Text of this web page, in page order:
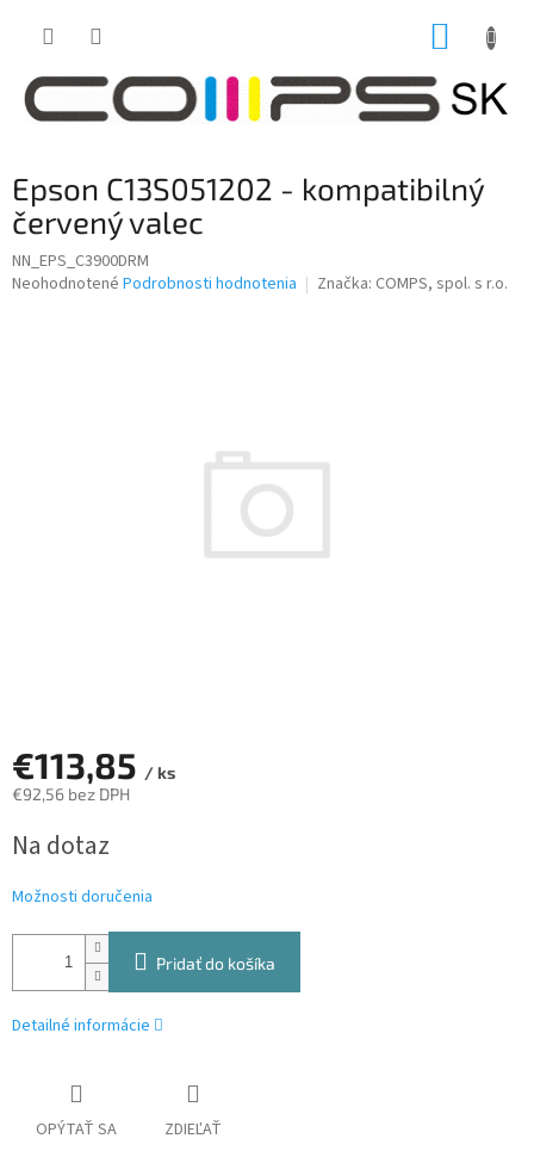
Epson C13S051202 - kompatibilný
červený valec
NN_EPS_C3900DRM
Priemerné
Neohodnotené Podrobnosti hodnotenia Značka: COMPS, spol. s r.o.
€113,85 / ks
€92,56 bez DPH
cena:
Na dotaz
Možnosti doručenia
Pridať do košíka
Detailné informácie
OPÝTAŤ SA ZDIEĽAŤ